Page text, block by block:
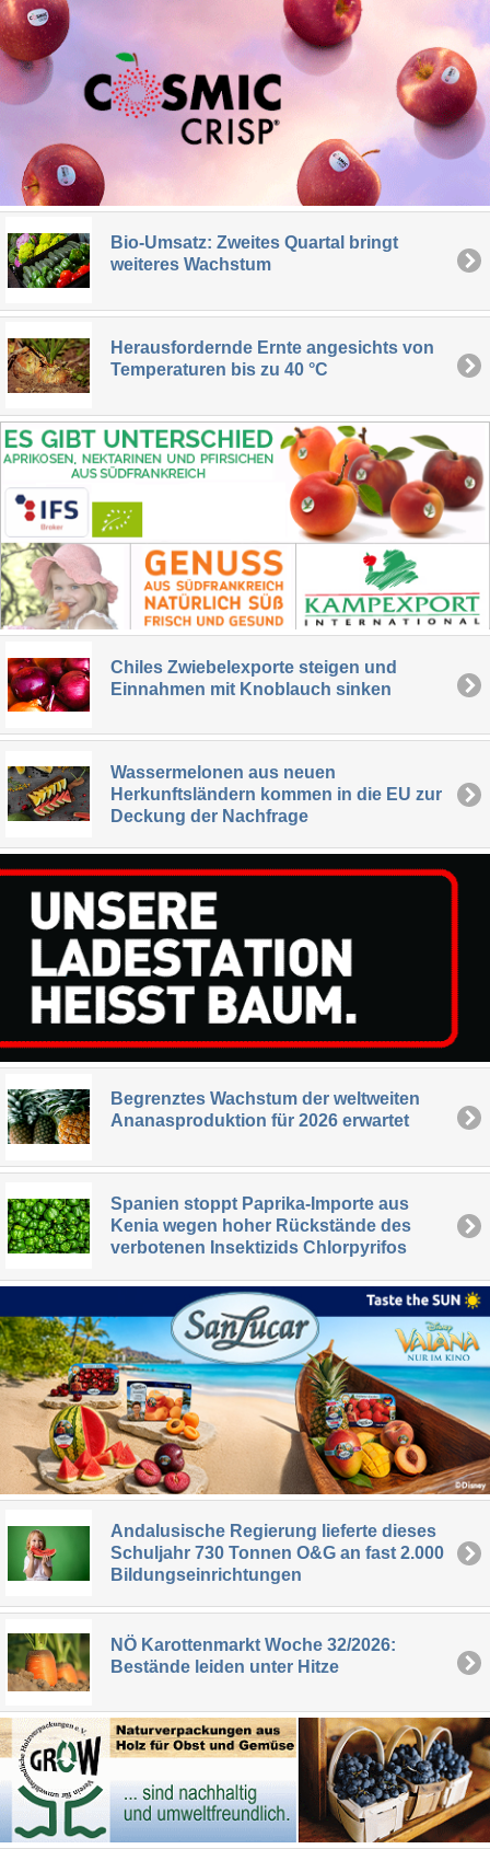
Bio-Umsatz: Zweites Quartal bringt
weiteres Wachstum
Herausfordernde Ernte angesichts von
Temperaturen bis zu 40 °C
Chiles Zwiebelexporte steigen und
Einnahmen mit Knoblauch sinken
Wassermelonen aus neuen
Herkunftsländern kommen in die EU zur
Deckung der Nachfrage
Begrenztes Wachstum der weltweiten
Ananasproduktion für 2026 erwartet
Spanien stoppt Paprika-Importe aus
Kenia wegen hoher Rückstände des
verbotenen Insektizids Chlorpyrifos
Andalusische Regierung lieferte dieses
Schuljahr 730 Tonnen O&G an fast 2.000
Bildungseinrichtungen
NÖ Karottenmarkt Woche 32/2026:
Bestände leiden unter Hitze